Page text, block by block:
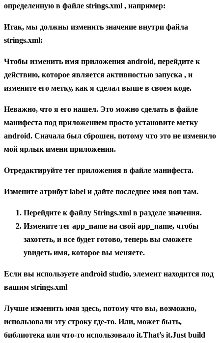
определенную в файле strings.xml , например:
Итак, мы должны изменить значение внутри файла
strings.xml:
Чтобы изменить имя приложения android, перейдите к
действию, которое является активностью запуска , и
измените его метку, как я сделал выше в своем коде.
Неважно, что я его нашел. Это можно сделать в файле
манифеста под приложением просто установите метку
android. Сначала был сброшен, потому что это не изменило
мой ярлык имени приложения.
Отредактируйте тег приложения в файле манифеста.
Измените атрибут label и дайте последнее имя вон там.
Перейдите к файлу Strings.xml в разделе значения.
Измените тег app_name на свой app_name, чтобы
захотеть, и все будет готово, теперь вы сможете
увидеть имя, которое вы меняете.
Если вы используете android studio, элемент находится под
вашим strings.xml
Лучше изменить имя здесь, потому что вы, возможно,
использовали эту строку где-то. Или, может быть,
библиотека или что-то использовало it.That’s it.Just build